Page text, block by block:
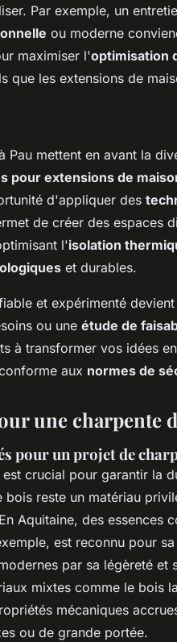
Par exemple, un
ou moderne
maximiser l'optimisation
que les extensions de
Pau mettent en avant la
pour extensions de
d'appliquer des
de créer des espaces
l'isolation
et durables.
et expérimenté
ou une étude de
à transformer vos idées
aux normes de
une charpente
pour un projet de
est crucial pour garantir la
reste un matériau
Aquitaine, des essences
est reconnu pour
par sa légèreté et
mixtes comme le bois
mécaniques
ou de grande portée.